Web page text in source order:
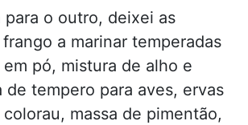
para o outro, deixei as
a marinar temperadas
pó, mistura de alho e
de tempero para aves, ervas
massa de pimentão,